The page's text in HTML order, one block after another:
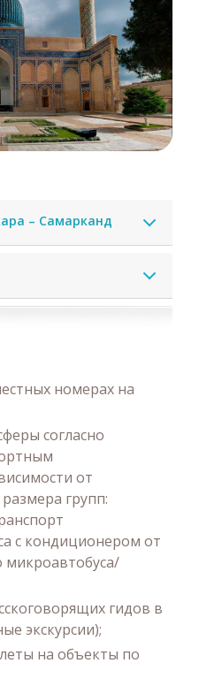
– Самарканд
номерах на
согласно
от
групп:
с кондиционером от
микроавтобуса/
гидов в
экскурсии);
на объекты по